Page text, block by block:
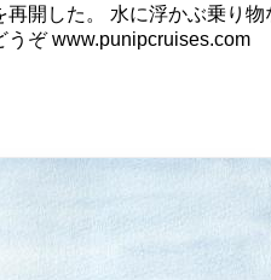
開した。 水に浮かぶ乗り
うぞ www.punipcruises.com